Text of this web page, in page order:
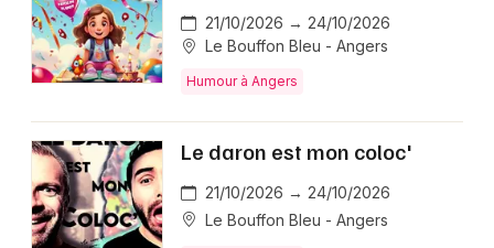
21/10/2026 → 24/10/2026
Le Bouffon Bleu - Angers
Humour à Angers
Le daron est mon coloc'
21/10/2026 → 24/10/2026
Le Bouffon Bleu - Angers